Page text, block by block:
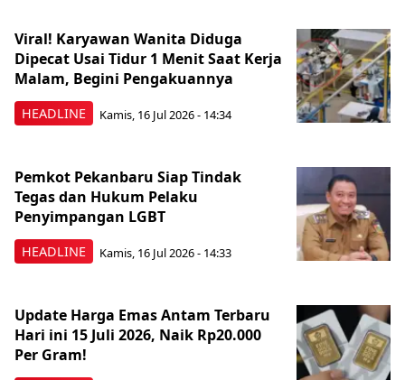
HEADLINE
Viral! Karyawan Wanita Diduga
Dipecat Usai Tidur 1 Menit Saat Kerja
Malam, Begini Pengakuannya
Kamis, 16 Jul 2026 - 14:34
HEADLINE
Pemkot Pekanbaru Siap Tindak
Tegas dan Hukum Pelaku
Penyimpangan LGBT
Kamis, 16 Jul 2026 - 14:33
Update Harga Emas Antam Terbaru
Hari ini 15 Juli 2026, Naik Rp20.000
Per Gram!